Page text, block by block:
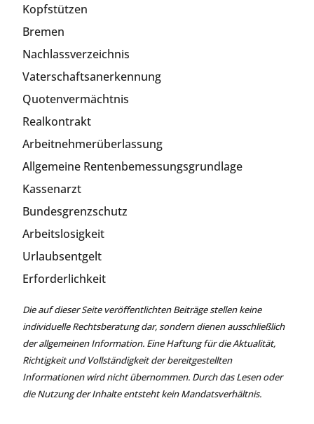
Kopfstützen
Bremen
Nachlassverzeichnis
Vaterschaftsanerkennung
Quotenvermächtnis
Realkontrakt
Arbeitnehmerüberlassung
Allgemeine Rentenbemessungsgrundlage
Kassenarzt
Bundesgrenzschutz
Arbeitslosigkeit
Urlaubsentgelt
Erforderlichkeit
Die auf dieser Seite veröffentlichten Beiträge stellen keine
individuelle Rechtsberatung dar, sondern dienen ausschließlich
der allgemeinen Information. Eine Haftung für die Aktualität,
Richtigkeit und Vollständigkeit der bereitgestellten
Informationen wird nicht übernommen. Durch das Lesen oder
die Nutzung der Inhalte entsteht kein Mandatsverhältnis.